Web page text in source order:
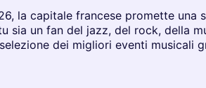
la capitale francese promette una
un fan del jazz, del rock, della
dei migliori eventi musicali